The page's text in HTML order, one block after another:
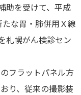
助を受けて、平成
な胃・肺併用Ｘ線
札幌がん検診セン
フラットパネル方
り、従来の撮影装